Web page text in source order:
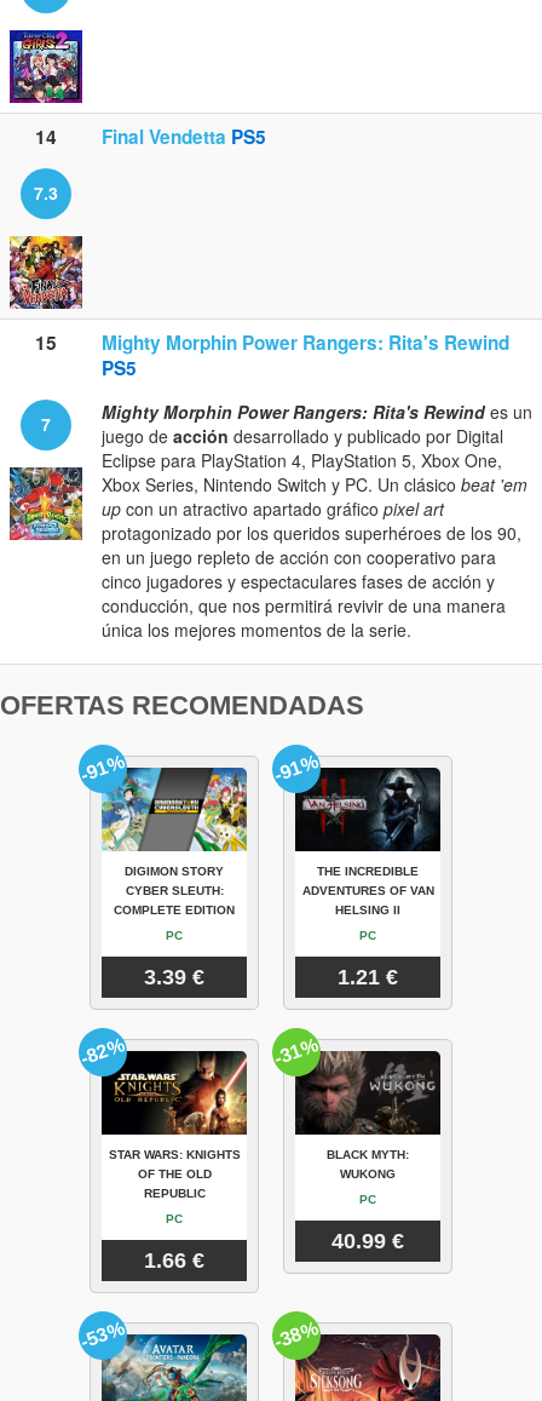
14 Final Vendetta PS5
7.3
15
Mighty Morphin Power Rangers: Rita's Rewind
PS5
7 Mighty Morphin Power Rangers: Rita's Rewindes un
juego de acción desarrollado y publicado por Digital
Eclipse para PlayStation 4, PlayStation 5, Xbox One,
Xbox Series, Nintendo Switch y PC. Un clásico beat 'em
up con un atractivo apartado gráfico pixel art
protagonizado por los queridos superhéroes de los 90,
en un juego repleto de acción con cooperativo para
cinco jugadores y espectaculares fases de acción y
conducción, que nos permitirá revivir de una manera
única los mejores momentos de la serie.
OFERTAS RECOMENDADAS
DIGIMON STORY
CYBER SLEUTH:
COMPLETE EDITION
PC
3.39 €
-91%
THE INCREDIBLE
ADVENTURES OF VAN
HELSING II
PC
1.21 €
-91%
STAR WARS: KNIGHTS
OF THE OLD
REPUBLIC
PC
1.66 €
-82%
BLACK MYTH:
WUKONG
PC
40.99 €
-31%
-53% -38%